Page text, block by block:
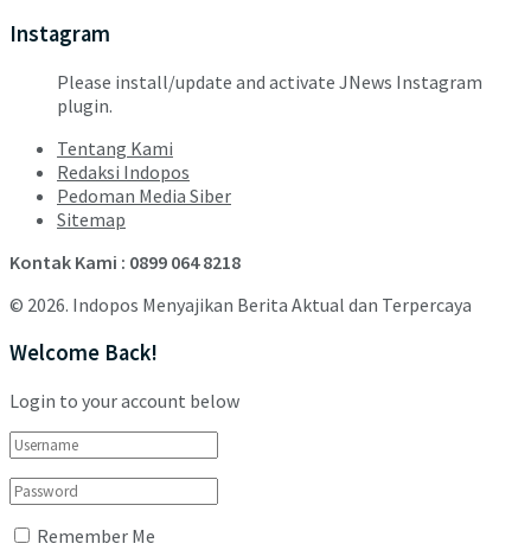
Instagram
Please install/update and activate JNews Instagram
plugin.
Tentang Kami
Redaksi Indopos
Pedoman Media Siber
Sitemap
Kontak Kami : 0899 064 8218
© 2026. Indopos Menyajikan Berita Aktual dan Terpercaya
Welcome Back!
Login to your account below
Remember Me